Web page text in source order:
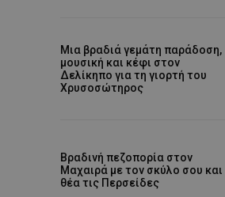
Μια βραδιά γεμάτη παράδοση,
μουσική και κέφι στον
Δελίκηπο για τη γιορτή του
Χρυσοσώτηρος
Βραδινή πεζοπορία στον
Μαχαιρά με τον σκύλο σου και
θέα τις Περσείδες